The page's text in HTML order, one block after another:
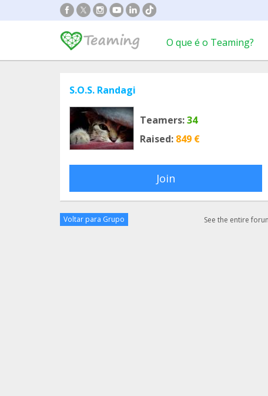
O que é o Teaming?
S.O.S. Randagi
Teamers:34
Raised: 849 €
Join
Voltar para Grupo See the entire